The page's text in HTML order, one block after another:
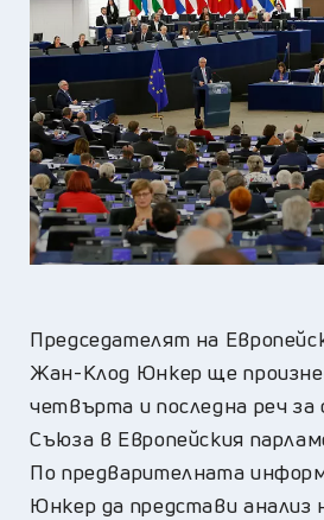
Председателят на
Жан-Клод Юнкер ще
четвърта и последна реч
Съюза в Европейския
По предварителната
Юнкер да представи